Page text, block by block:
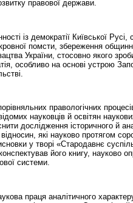
правової держави.
із демократії Київської
помсти, збереження
України, стосовно якого
особливо на основі устрою
правологічних
науковців й освітян
дослідження історичного й
які науково протягом
у творі «Стародавнє
його книгу, науково
системи.
праця аналітичного